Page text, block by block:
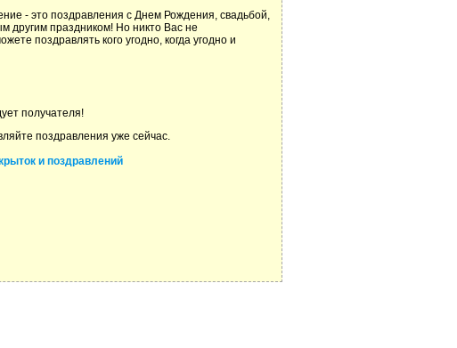
- это поздравления с Днем Рождения, свадьбой,
другим праздником! Но никто Вас не
поздравлять кого угодно, когда угодно и
получателя!
поздравления уже сейчас.
и поздравлений